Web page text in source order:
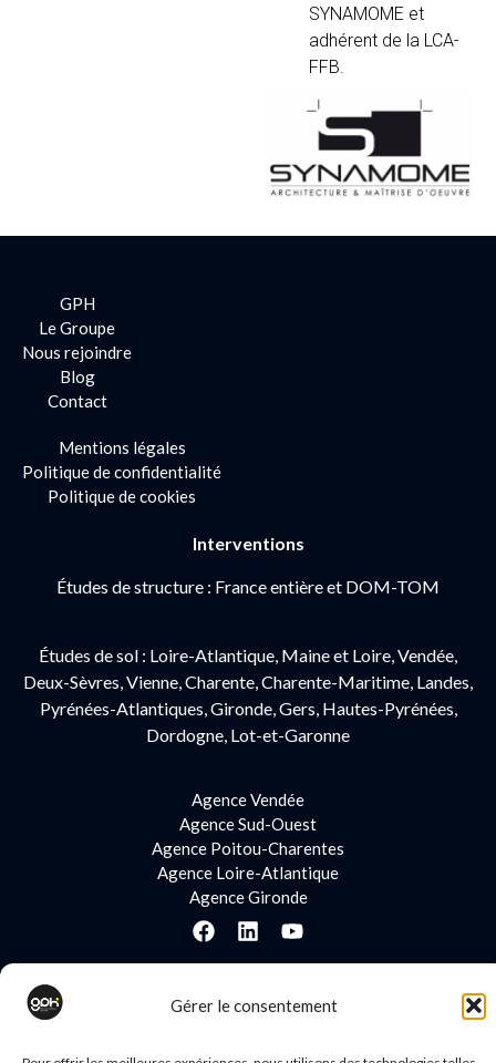
Gérer le consentement
SYNAMOME et
adhérent de la LCA-
FFB.
GPH
Le Groupe
Nous rejoindre
Blog
Contact
Mentions légales
Politique de confidentialité
Politique de cookies
Interventions
Études de structure : France entière et DOM-TOM
Études de sol : Loire-Atlantique, Maine et Loire, Vendée,
Deux-Sèvres, Vienne, Charente, Charente-Maritime, Landes,
Pyrénées-Atlantiques, Gironde, Gers, Hautes-Pyrénées,
Dordogne, Lot-et-Garonne
Agence Vendée
Agence Sud-Ouest
Agence Poitou-Charentes
Agence Loire-Atlantique
Agence Gironde